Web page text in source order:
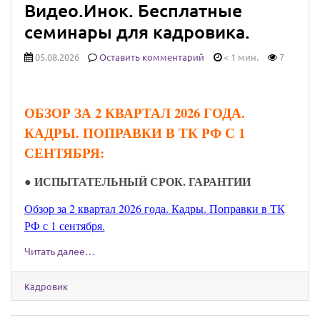
Видео.Инок. Бесплатные
семинары для кадровика.
05.08.2026 Оставить комментарий < 1 мин. 7
ОБЗОР ЗА 2 КВАРТАЛ 2026 ГОДА.
КАДРЫ. ПОПРАВКИ В ТК РФ С 1
СЕНТЯБРЯ:
● ИСПЫТАТЕЛЬНЫЙ СРОК. ГАРАНТИИ
Обзор за 2 квартал 2026 года. Кадры. Поправки в ТК
РФ с 1 сентября.
Читать далее…
Кадровик